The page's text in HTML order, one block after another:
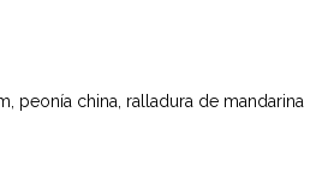
peonía china, ralladura de mandarina